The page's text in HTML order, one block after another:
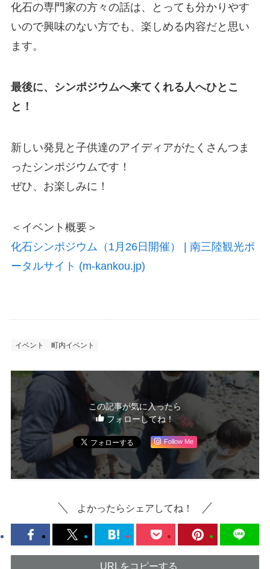
化石の専門家の方々の話は、とっても分かりやす
いので興味のない方でも、楽しめる内容だと思い
ます。
最後に、シンポジウムへ来てくれる人へひとこ
と！
新しい発見と子供達のアイディアがたくさんつま
ったシンポジウムです！
ぜひ、お楽しみに！
＜イベント概要＞
化石シンポジウム（1月26日開催） | 南三陸観光ポ
ータルサイト (m-kankou.jp)
イベント 町内イベント
この記事が気に入ったら
フォローしてね！
Follow Me
よかったらシェアしてね！
URLをコピーする